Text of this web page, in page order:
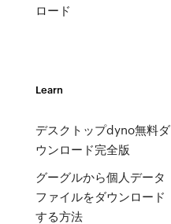
ロード
Learn
デスクトップdyno無料ダ
ウンロード完全版
グーグルから個人データ
ファイルをダウンロード
する方法